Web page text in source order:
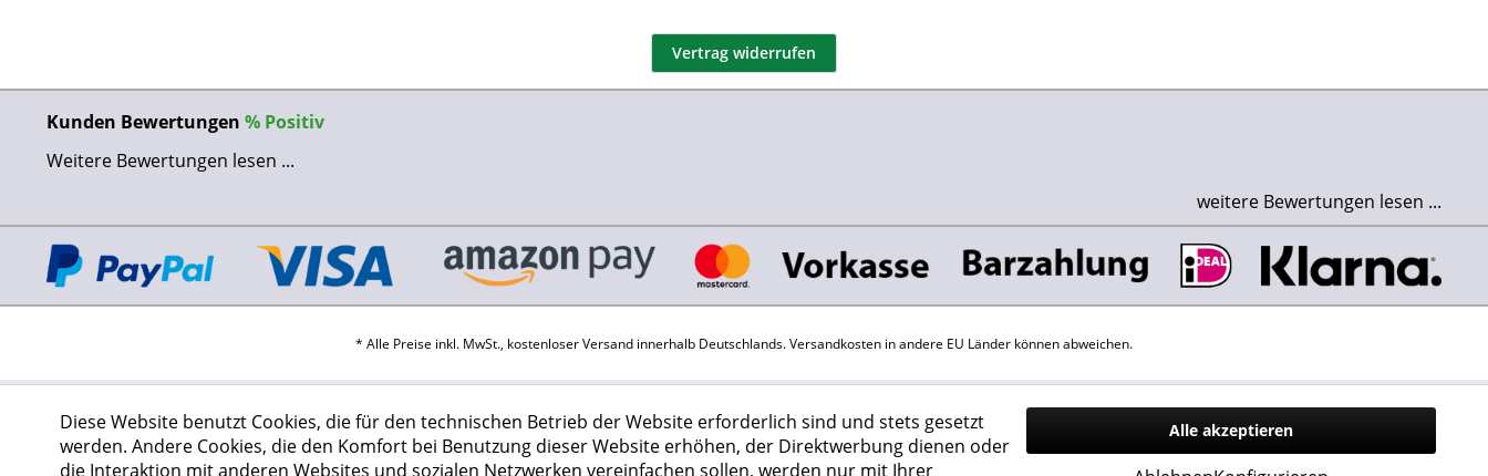
Vertrag widerrufen
Kunden Bewertungen % Positiv
Weitere Bewertungen lesen ...
weitere Bewertungen lesen ...
* Alle Preise inkl. MwSt., kostenloser Versand innerhalb Deutschlands.Versandkosten in andere EU Länder können abweichen.
Diese Website benutzt Cookies, die für den technischen Betrieb der Website erforderlich sind und stets gesetzt
werden. Andere Cookies, die den Komfort bei Benutzung dieser Website erhöhen, der Direktwerbung dienen oder
die Interaktion mit anderen Websites und sozialen Netzwerken vereinfachen sollen, werden nur mit Ihrer
Alle akzeptieren